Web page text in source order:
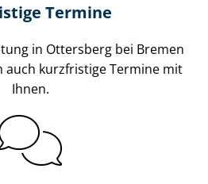
Termine
in Ottersberg bei Bremen
auch kurzfristige Termine mit
Ihnen.